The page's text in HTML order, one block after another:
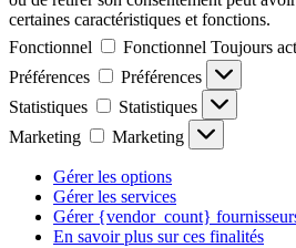
certaines caractéristiques et fonctions.
Fonctionnel
Fonctionnel Toujours
Préférences
Préférences
Statistiques
Statistiques
Marketing
Marketing
Gérer les options
Gérer les services
Gérer {vendor_count}
En savoir plus sur ces finalités